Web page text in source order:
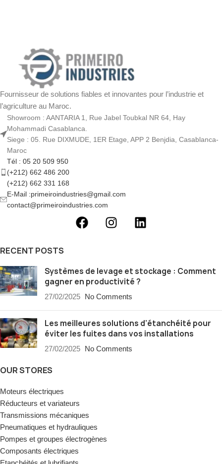
Fournisseur de solutions fiables et innovantes pour l’industrie et
l’agriculture au Maroc.
Showroom : AANTARIA 1, Rue Jabel Toubkal NR 64, Hay
Mohammadi Casablanca.
Siege : 05. Rue DIXMUDE, 1ER Etage, APP 2 Benjdia, Casablanca-
Maroc
Tél : 05 20 509 950
(+212) 662 486 200
(+212) 662 331 168
E-Mail :primeiroindustries@gmail.com
contact@primeiroindustries.com
RECENT POSTS
Systèmes de levage et stockage : Comment
gagner en productivité ?
27/02/2025 No Comments
Les meilleures solutions d’étanchéité pour
éviter les fuites dans vos installations
27/02/2025 No Comments
OUR STORES
Moteurs électriques
Réducteurs et variateurs
Transmissions mécaniques
Pneumatiques et hydrauliques
Pompes et groupes électrogènes
Composants électriques